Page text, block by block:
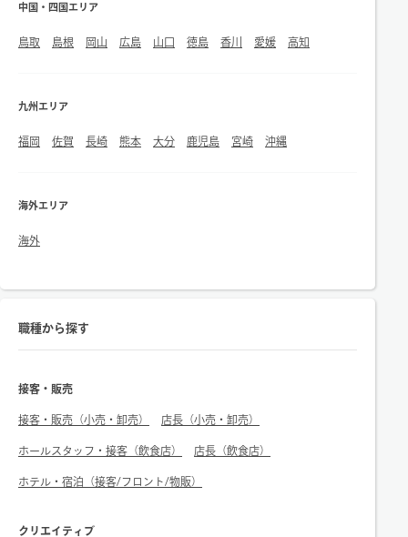
中国・四国エリア
鳥取 島根 岡山 広島 山口 徳島 香川 愛媛 高知
九州エリア
福岡 佐賀 長崎 熊本 大分 鹿児島 宮崎 沖縄
海外エリア
海外
職種から探す
接客・販売
接客・販売（小売・卸売） 店長（小売・卸売）
ホールスタッフ・接客（飲食店） 店長（飲食店）
ホテル・宿泊（接客/フロント/物販）
クリエイティブ